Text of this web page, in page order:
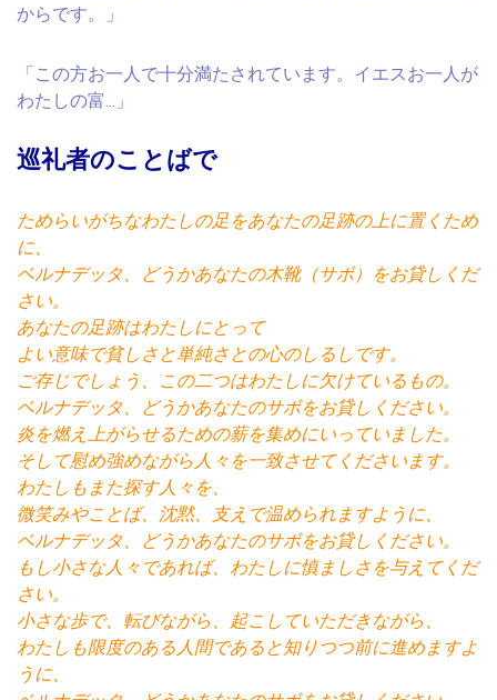
からです。」
「この方お一人で十分満たされています。イエスお一人が
わたしの富…」
巡礼者のことばで
ためらいがちなわたしの足をあなたの足跡の上に置くため
に、
ベルナデッタ、どうかあなたの木靴（サボ）をお貸しくだ
さい。
あなたの足跡はわたしにとって
よい意味で貧しさと単純さとの心のしるしです。
ご存じでしょう、この二つはわたしに欠けているもの。
ベルナデッタ、どうかあなたのサボをお貸しください。
炎を燃え上がらせるための薪を集めにいっていました。
そして慰め強めながら人々を一致させてくださいます。
わたしもまた探す人々を、
微笑みやことば、沈黙、支えで温められますように、
ベルナデッタ、どうかあなたのサボをお貸しください。
もし小さな人々であれば、わたしに慎ましさを与えてくだ
さい。
小さな歩で、転びながら、起こしていただきながら、
わたしも限度のある人間であると知りつつ前に進めますよ
うに、